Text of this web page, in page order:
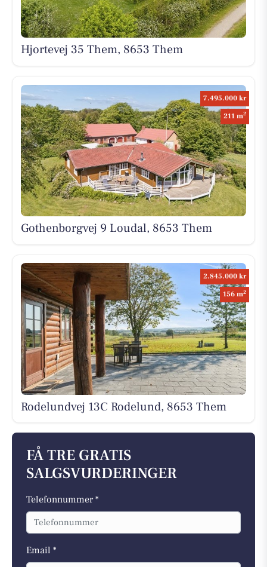
Hjortevej 35 Them, 8653 Them
7.495.000 kr
211 m2
Gothenborgvej 9 Loudal, 8653 Them
2.845.000 kr
156 m2
Rodelundvej 13C Rodelund, 8653 Them
FÅ TRE GRATIS
SALGSVURDERINGER
Telefonnummer *
Email *